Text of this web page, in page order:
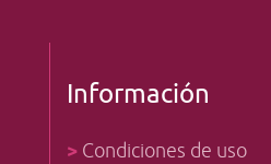
Información
> Condiciones de uso